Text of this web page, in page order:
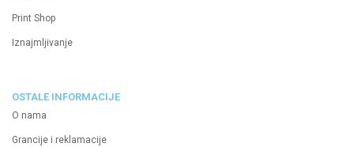
Print Shop
Iznajmljivanje
OSTALE INFORMACIJE
O nama
Grancije i reklamacije